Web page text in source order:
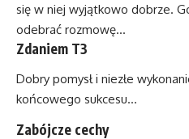
się w niej wyjątkowo dobrze.
odebrać rozmowę…
Zdaniem T3
Dobry pomysł i niezłe
końcowego sukcesu…
Zabójcze cechy